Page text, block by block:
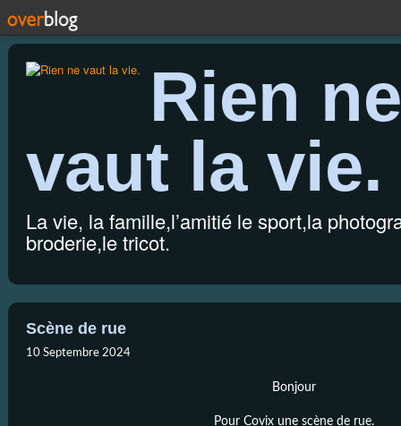
Rien ne
vaut la vie.
La vie, la famille,l’amitié le sport,la
broderie,le tricot.
Scène de rue
10 Septembre 2024
Bonjour
Pour Covix une scène de rue.